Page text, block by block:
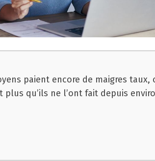
paient encore de maigres taux,
qu’ils ne l’ont fait depuis